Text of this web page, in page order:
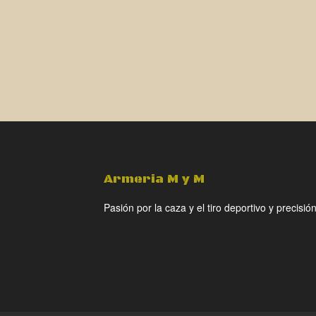
Armeria M y M
Pasión por la caza y el tiro deportivo y